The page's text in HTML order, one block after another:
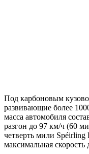
Под карбоновым
развивающие более
масса автомобиля
разгон до 97 км/ч (60
четверть мили Spéirling
максимальная скорость